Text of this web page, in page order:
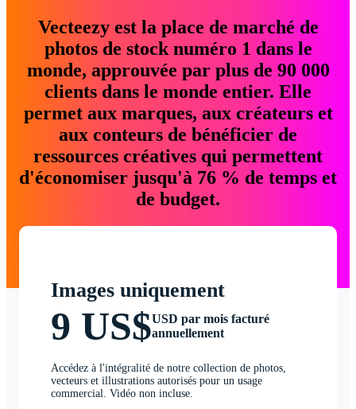
Vecteezy est la place de marché de
photos de stock numéro 1 dans le
monde, approuvée par plus de 90 000
clients dans le monde entier. Elle
permet aux marques, aux créateurs et
aux conteurs de bénéficier de
ressources créatives qui permettent
d'économiser jusqu'à 76 % de temps et
de budget.
Images uniquement
9 US$USD par mois facturé
annuellement
Accédez à l'intégralité de notre collection de photos,
vecteurs et illustrations autorisés pour un usage
commercial. Vidéo non incluse.